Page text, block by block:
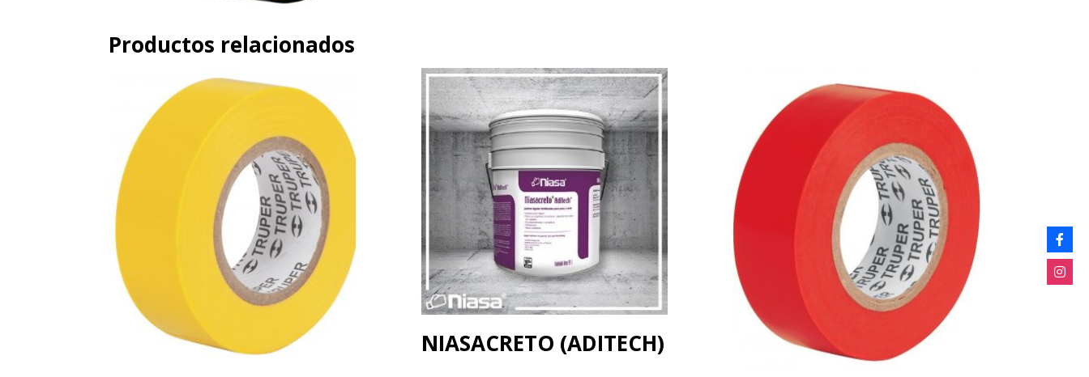
Productos relacionados
NIASACRETO (ADITECH)